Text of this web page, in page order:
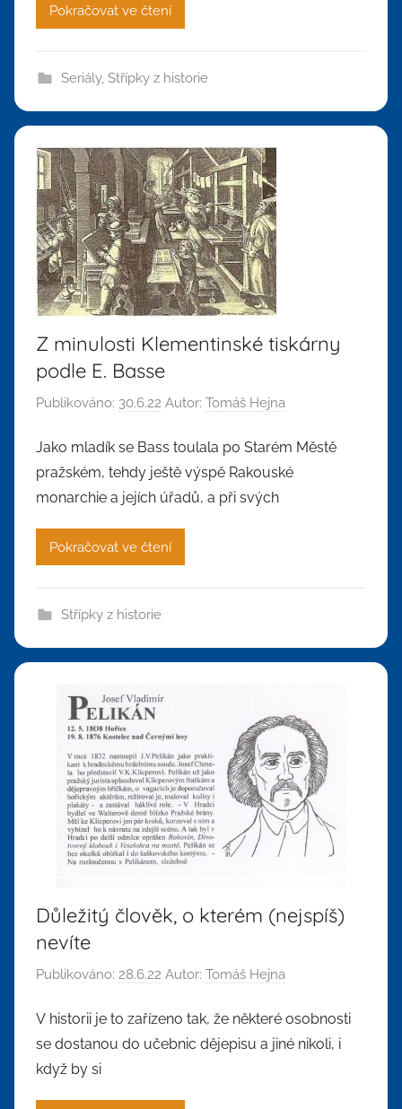
Pokračovat ve čtení
Seriály, Střípky z historie
Z minulosti Klementinské tiskárny
podle E. Basse
Publikováno: 30.6.22 Autor: Tomáš Hejna
Jako mladík se Bass toulala po Starém Městě
pražském, tehdy ještě výspě Rakouské
monarchie a jejích úřadů, a při svých
Pokračovat ve čtení
Střípky z historie
Důležitý člověk, o kterém (nejspíš)
nevíte
Publikováno: 28.6.22 Autor: Tomáš Hejna
V historii je to zařízeno tak, že některé osobnosti
se dostanou do učebnic dějepisu a jiné nikoli, i
když by si